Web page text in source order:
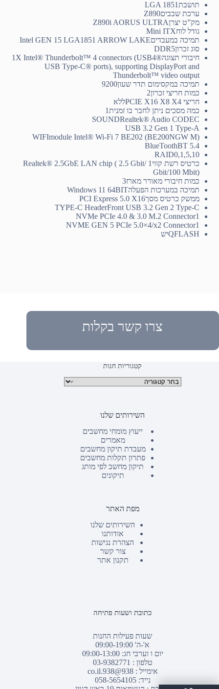
תושבתLGA 1851
ערכת שבביםZ890
מק”ט יצרןZ890i AORUS ULTRA
גודל לוחMini ITX
תמיכה במעבדיםIntel GEN 15 LGA1851 ARROW LAKE
סוג זכרוןDDR5
חיבורי תצוגה1X Intel® Thunderbolt™ 4 connectors (USB4®
USB Type-C® ports), supporting DisplayPort and
Thunderbolt™ video output
תמיכה במקסימום תדר שעון9200
כמות חריצי זכרון2
חריצי PCIE X16 X8 X4
ללא
כמה מסכים ניתן לחבר בו זמנית1
SOUNDRealtek® Audio CODEC
USB 3.2 Gen 1 Type-A
WIFImodule Intel® Wi-Fi 7 BE202 (BE200NGW M)
BlueToothBT 5.4
RAID0,1,5,10
כרטיס רשת קוויRealtek® 2.5GbE LAN chip ( 2.5 Gbit/ 1
Gbit/100 Mbit)
כמות חיבורי מאורר מארז3
תמיכה במערכות הפעלהWindows 11 64BIT
ממשק כרטיס מסךPCI Express 5.0 X16
TYPE-C HeaderFront USB 3.2 Gen 2 Type-C
NVMe PCIe 4.0 & 3.0 M.2 Connector1
NVME GEN 5 PCIe 5.0×4/x2 Connector1
QFLASHיש
צרו קשר בקלות
קטגוריות חנות
קטגוריות מוצרים
השירותים שלנו
ייעוץ מומחי מחשבים
מאמרים
מעבדת תיקון מחשבים
פתרון תקלות מחשבים
תיקון מחשב לפי מותג
תיקונים
מפת האתר
השירותים שלנו
אודותנו
הצהרת נגישות
צור קשר
תקנון אתר
כתובת ושעות פתיחה
שעות פעילות החנות
א'-ה' 09:00-19:00
יום ו וערבי חג: 09:00-13:00
טלפון : 03-9382771
אימייל :938@938.co.il
נייד: 058-5654105